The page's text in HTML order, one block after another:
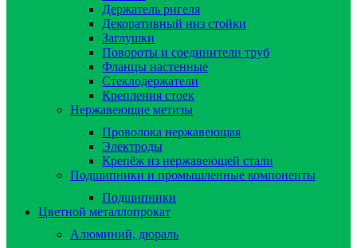
Держатель ригеля
Декоративный низ стойки
Заглушки
Повороты и соединители труб
Фланцы настенные
Стеклодержатели
Крепления стоек
Нержавеющие метизы
Проволока нержавеющая
Электроды
Крепёж из нержавеющей стали
Подшипники и промышленные компоненты
Подшипники
Цветной металлопрокат
Алюминий, дюраль